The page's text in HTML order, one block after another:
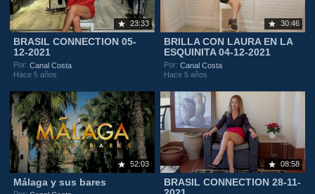
23:33
BRASIL CONNECTION 05-
12-2021
Por:Canal Costa
Hace 5 años
30:46
BRILLA CON LAURA EN LA
ESQUINITA 04-12-2021
Por:Canal Costa
Hace 5 años
52:03
Málaga y sus bares
08:58
BRASIL CONNECTION 28-11-